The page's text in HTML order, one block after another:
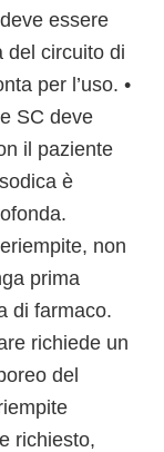
essere
del circuito di
per l’uso. •
SC deve
il paziente
è
non
prima
di farmaco.
richiede un
del
richiesto,